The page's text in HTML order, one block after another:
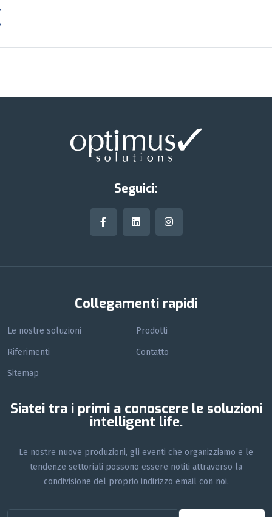
Seguici:
Collegamenti rapidi
Le nostre soluzioni Prodotti
Riferimenti Contatto
Sitemap
Siatei tra i primi a conoscere le soluzioni
intelligent life.
Le nostre nuove produzioni, gli eventi che organizziamo e le
tendenze settoriali possono essere notiti attraverso la
condivisione del proprio indirizzo email con noi.